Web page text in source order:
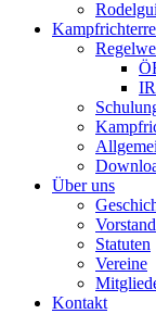
Über uns
Vorstand
Statuten
Vereine
Kontakt